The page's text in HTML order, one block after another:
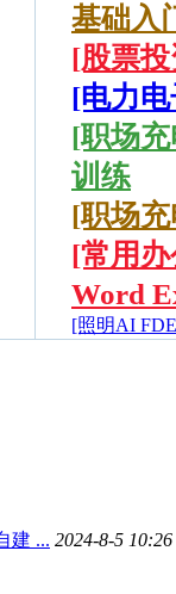
基础入
[股票
[电力
[职场
训练
[职场
[常用
Word
[照明AI
建 ... 2024-8-5 10:26